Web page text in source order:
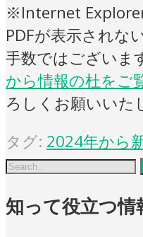
※Internet Explorer
PDFが表示されな
手数ではございま
から情報の杜をご
ろしくお願いいた
タグ: 2024年から
知って役立つ情